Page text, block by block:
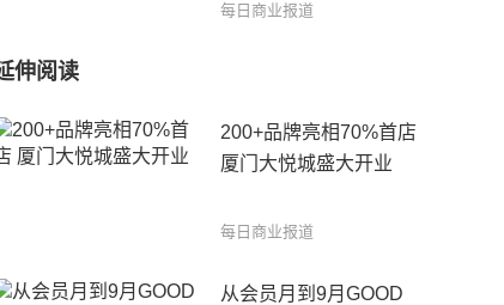
每日商业报道
伸阅读
200+品牌亮相70%首店
厦门大悦城盛大开业
每日商业报道
从会员月到9月GOOD